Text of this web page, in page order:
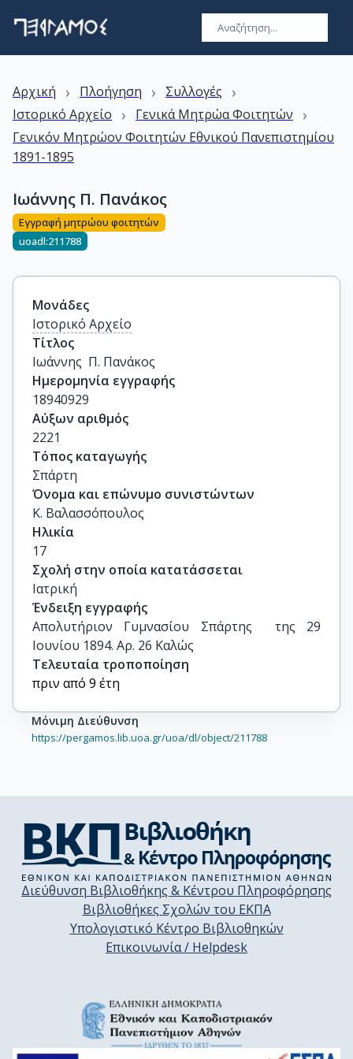
Αρχική › Πλοήγηση › Συλλογές ›
Ιστορικό Αρχείο › Γενικά Μητρώα Φοιτητών ›
Γενικόν Μητρώον Φοιτητών Εθνικού Πανεπιστημίου
1891-1895
Ιωάννης Π. Πανάκος
Εγγραφή μητρώου φοιτητών
uoadl:211788
Μονάδες
Ιστορικό Αρχείο
Τίτλος
Ιωάννης  Π. Πανάκος
Ημερομηνία εγγραφής
18940929
Αύξων αριθμός
2221
Τόπος καταγωγής
Σπάρτη
Όνομα και επώνυμο συνιστώντων
Κ. Βαλασσόπουλος
Ηλικία
17
Σχολή στην οποία κατατάσσεται
Ιατρική
Ένδειξη εγγραφής
Απολυτήριον Γυμνασίου Σπάρτης  της 29
Ιουνίου 1894. Αρ. 26 Καλώς
Τελευταία τροποποίηση
πριν από 9 έτη
Μόνιμη Διεύθυνση
https://pergamos.lib.uoa.gr/uoa/dl/object/211788
Διεύθυνση Βιβλιοθήκης & Κέντρου Πληροφόρησης
Βιβλιοθήκες Σχολών του ΕΚΠΑ
Υπολογιστικό Κέντρο Βιβλιοθηκών
Επικοινωνία / Helpdesk